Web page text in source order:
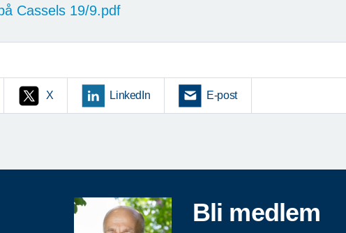
Cassels 19/9.pdf
X LinkedIn E-post
Bli medlem